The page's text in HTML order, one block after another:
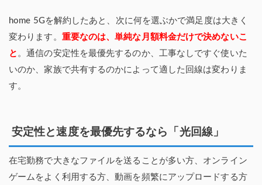
home 5Gを解約したあと、次に何を選ぶかで満足度は大きく
変わります。 重要なのは、単純な月額料金だけで決めないこ
と 。通信の安定性を最優先するのか、工事なしですぐ使いた
いのか、家族で共有するのかによって適した回線は変わりま
す。
安定性と速度を最優先するなら「光回線」
在宅勤務で大きなファイルを送ることが多い方、オンライン
ゲームをよく利用する方、動画を頻繁にアップロードする方